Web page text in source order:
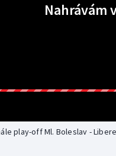
Nahrávám
play-off Ml. Boleslav -